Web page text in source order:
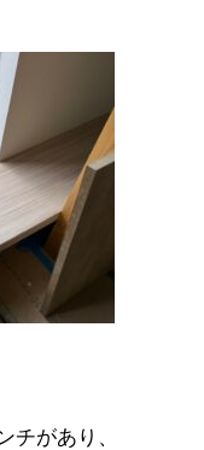
チがあり、